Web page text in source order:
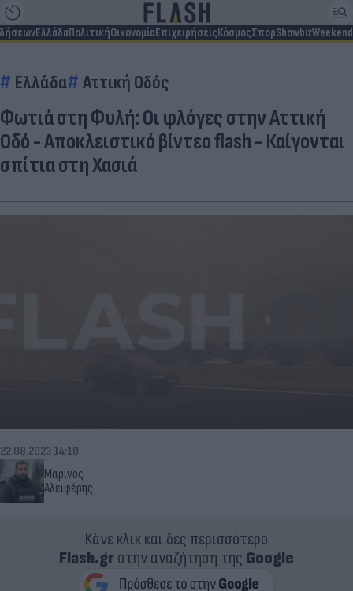
ΕλλάδαΠολιτικήΟικονομίαΕπιχειρήσειςΚόσμοςΣπορShowbizWeekend
Ελλάδα Αττική Οδός
Φωτιά στη Φυλή: Οι φλόγες στην Αττική
Οδό - Αποκλειστικό βίντεο flash - Καίγονται
σπίτια στη Χασιά
Μαρίνος
Αλειφέρης
22.08.2023 14:10
Κάνε κλικ και δες περισσότερο
Flash.grστην αναζήτηση της Google